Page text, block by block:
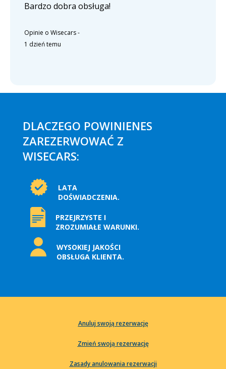
Bardzo dobra obsługa!
Opinie o Wisecars-
1 dzień temu
DLACZEGO POWINIENES
ZAREZERWOWAĆ Z
WISECARS:
LATA
DOŚWIADCZENIA.
PRZEJRZYSTE I
ZROZUMIAŁE WARUNKI.
WYSOKIEJ JAKOŚCI
OBSŁUGA KLIENTA.
Anuluj swoją rezerwację
Zmień swoją rezerwację
Zasady anulowania rezerwacji